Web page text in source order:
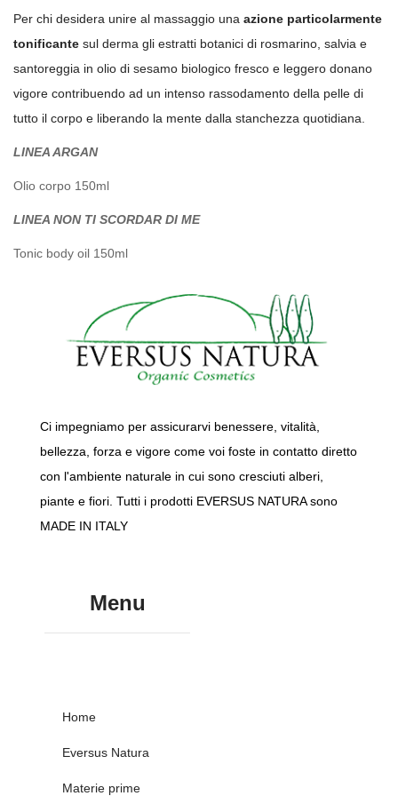
Per chi desidera unire al massaggio una azione particolarmente
tonificante sul derma gli estratti botanici di rosmarino, salvia e
santoreggia in olio di sesamo biologico fresco e leggero donano
vigore contribuendo ad un intenso rassodamento della pelle di
tutto il corpo e liberando la mente dalla stanchezza quotidiana.
LINEA ARGAN
Olio corpo 150ml
LINEA NON TI SCORDAR DI ME
Tonic body oil 150ml
Ci impegniamo per assicurarvi benessere, vitalità,
bellezza, forza e vigore come voi foste in contatto diretto
con l'ambiente naturale in cui sono cresciuti alberi,
piante e fiori. Tutti i prodotti EVERSUS NATURA sono
MADE IN ITALY
Menu
Home
Eversus Natura
Materie prime